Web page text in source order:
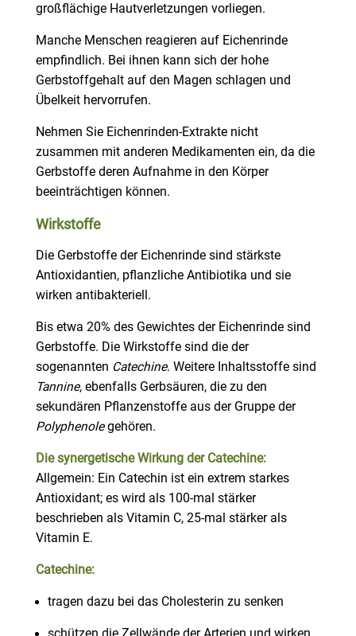
großflächige Hautverletzungen vorliegen.
Manche Menschen reagieren auf Eichenrinde
empfindlich. Bei ihnen kann sich der hohe
Gerbstoffgehalt auf den Magen schlagen und
Übelkeit hervorrufen.
Nehmen Sie Eichenrinden-Extrakte nicht
zusammen mit anderen Medikamenten ein, da die
Gerbstoffe deren Aufnahme in den Körper
beeinträchtigen können.
Wirkstoffe
Die Gerbstoffe der Eichenrinde sind stärkste
Antioxidantien, pflanzliche Antibiotika und sie
wirken antibakteriell.
Bis etwa 20% des Gewichtes der Eichenrinde sind
Gerbstoffe. Die Wirkstoffe sind die der
sogenannten Catechine. Weitere Inhaltsstoffe sind
Tannine, ebenfalls Gerbsäuren, die zu den
sekundären Pflanzenstoffe aus der Gruppe der
Polyphenolegehören.
Die synergetische Wirkung der Catechine:
Allgemein: Ein Catechin ist ein extrem starkes
Antioxidant; es wird als 100-mal stärker
beschrieben als Vitamin C, 25-mal stärker als
Vitamin E.
Catechine:
tragen dazu bei das Cholesterin zu senken